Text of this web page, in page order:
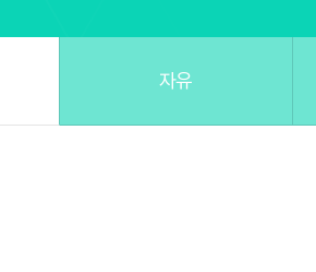
유저 가이드
게임 플레이 버그 제보
자유